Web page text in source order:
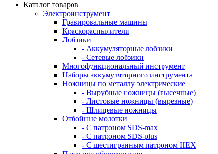
Каталог товаров
Электроинструмент
Гравировальные машины
Краскораспылители
Лобзики
- Аккумуляторные лобзики
- Сетевые лобзики
Многофункциональный инструмент
Наборы аккумуляторного инструмента
Ножницы по металлу электрические
- Вырубные ножницы (высечные)
- Листовые ножницы (вырезные)
- Шлицевые ножницы
Отбойные молотки
- С патроном SDS-max
- С патроном SDS-plus
- С шестигранным патроном HEX